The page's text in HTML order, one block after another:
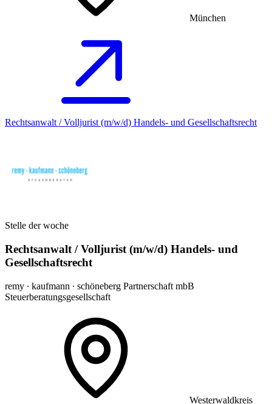
München
Rechtsanwalt / Volljurist (m/w/d) Handels- und Gesellschaftsrecht
Stelle der woche
Rechtsanwalt / Volljurist (m/w/d) Handels- und
Gesellschaftsrecht
remy ∙ kaufmann ∙ schöneberg Partnerschaft mbB
Steuerberatungsgesellschaft
Westerwaldkreis